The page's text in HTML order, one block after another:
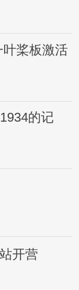
桨板激活
的记
开营